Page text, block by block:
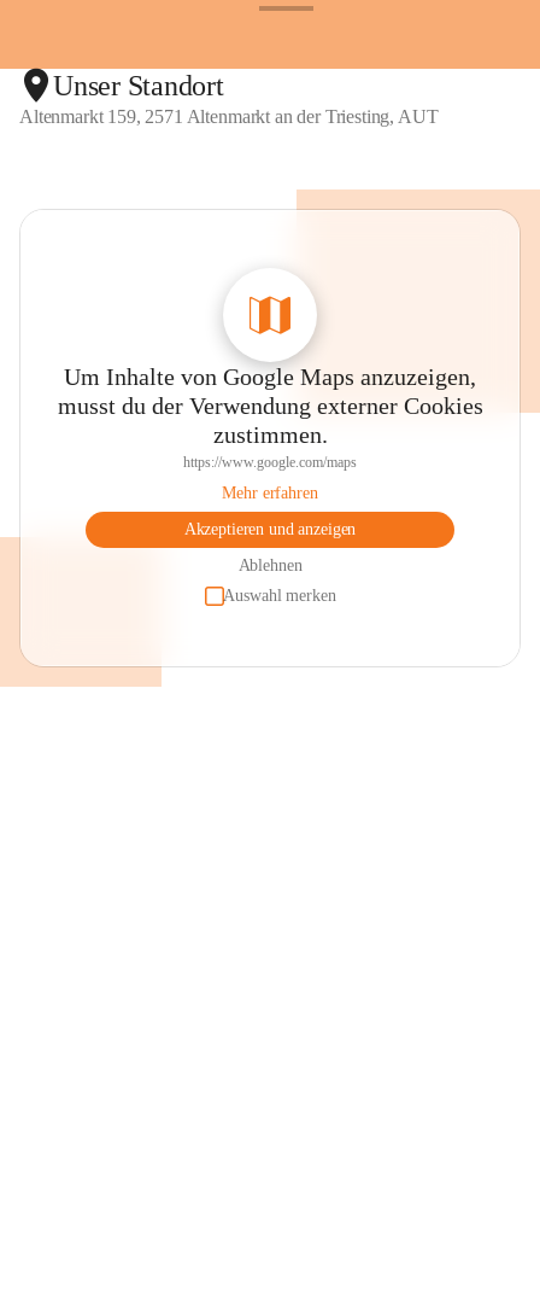
Unser Standort
Altenmarkt 159, 2571 Altenmarkt an der Triesting, AUT
Um Inhalte von Google Maps anzuzeigen,
musst du der Verwendung externer Cookies
zustimmen.
https://www.google.com/maps
Mehr erfahren
Akzeptieren und anzeigen
Ablehnen
Auswahl merken